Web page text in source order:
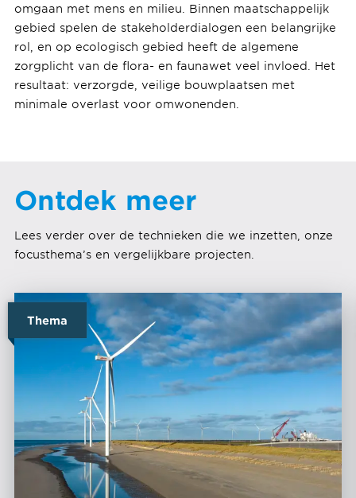
omgaan met mens en milieu. Binnen maatschappelijk
gebied spelen de stakeholderdialogen een belangrijke
rol, en op ecologisch gebied heeft de algemene
zorgplicht van de flora- en faunawet veel invloed. Het
resultaat: verzorgde, veilige bouwplaatsen met
minimale overlast voor omwonenden.
Ontdek meer
Lees verder over de technieken die we inzetten, onze
focusthema’s en vergelijkbare projecten.
Thema